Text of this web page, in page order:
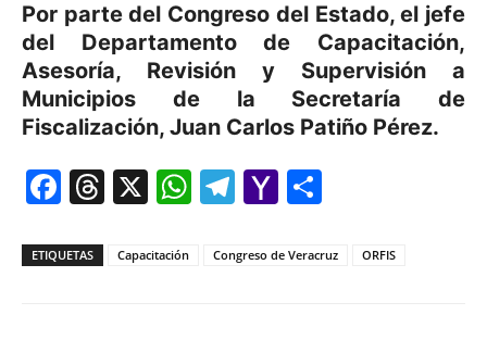
Por parte del Congreso del Estado, el jefe
del Departamento de Capacitación,
Asesoría, Revisión y Supervisión a
Municipios de la Secretaría de
Fiscalización, Juan Carlos Patiño Pérez.
Facebook
Threads
X WhatsApp
Telegram
Yahoo
ETIQUETAS Capacitación Congreso de Veracruz ORFIS